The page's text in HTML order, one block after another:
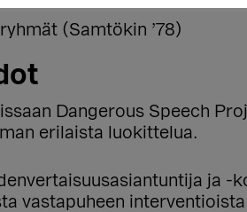
(Samtökin ’78)
Dangerous Speech
erilaista luokittelua.
ja -
vastapuheen